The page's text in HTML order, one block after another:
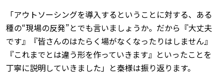
「アウトソーシングを導入するということに対する、ある
種の“現場の反発”とでも言いましょうか。だから『大丈夫
です』『皆さんのはたらく場がなくなったりはしません』
『これまでとは違う形を作っていきます』といったことを
丁寧に説明していきました」と秦様は振り返ります。